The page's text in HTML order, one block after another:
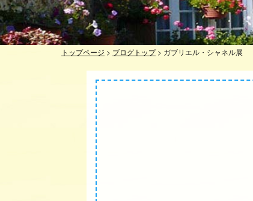
トップページ > ブログトップ> ガブリエル・シャネル展